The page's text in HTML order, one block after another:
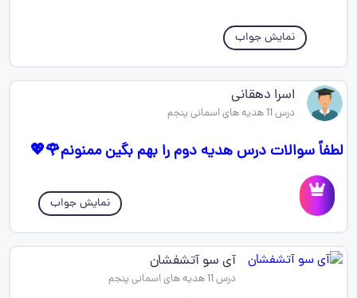
نمایش جواب
اسرا دهقانی
درس 11 هدیه های اسمانی پنجم
لطفاً سوالات درس هدیه دوم را بهم بگین ممنونم🌹💖
نمایش جواب
آی سو آتشفشان
درس 11 هدیه های اسمانی پنجم